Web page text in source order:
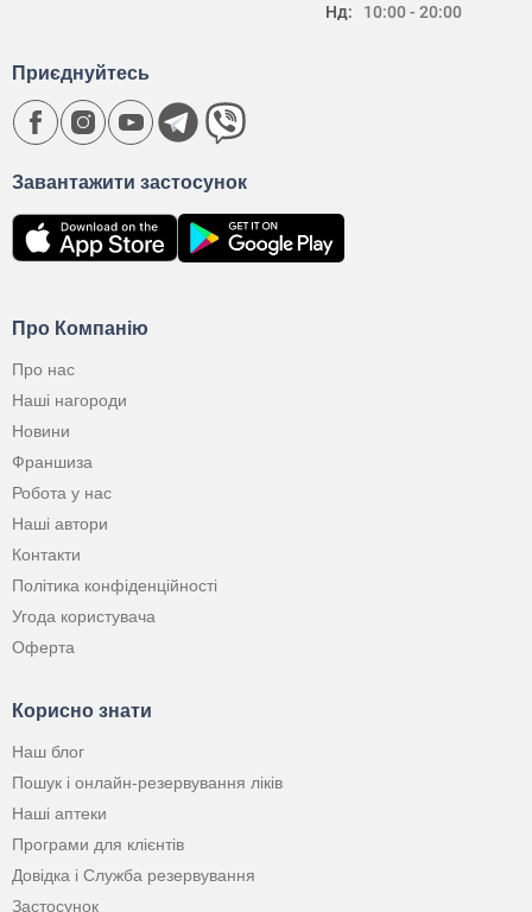
Нд:
10:00 - 20:00
Про Компанію
Про нас
Наші нагороди
Новини
Франшиза
Робота у нас
Наші автори
Контакти
Політика конфіденційності
Угода користувача
Оферта
Корисно знати
Наш блог
Пошук і онлайн-резервування ліків
Наші аптеки
Програми для клієнтів
Довідка і Служба резервування
Застосунок
Завантажити застосунок
Приєднуйтесь